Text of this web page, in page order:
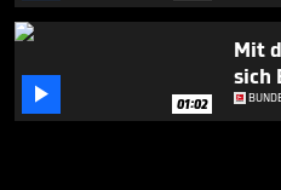
 01:02
Mit
sich